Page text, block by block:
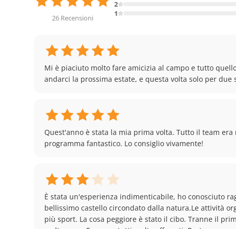
26 Recensioni
2
1
Mi è piaciuto molto fare amicizia al campo e tutto
andarci la prossima estate, e questa volta solo per
Quest'anno è stata la mia prima volta. Tutto il team
programma fantastico. Lo consiglio vivamente!
È stata un'esperienza indimenticabile, ho conosciuto
bellissimo castello circondato dalla natura.Le attività
più sport. La cosa peggiore è stato il cibo. Tranne il